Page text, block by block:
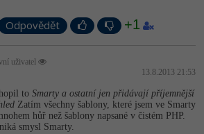
Odpovědět +1
uživatel
13.8.2013 21:53
to Smarty a ostatní jen přidávají příjemnější
Zatím všechny šablony, které jsem ve Smarty
hůř než šablony napsané v čistém PHP.
smysl Smarty.